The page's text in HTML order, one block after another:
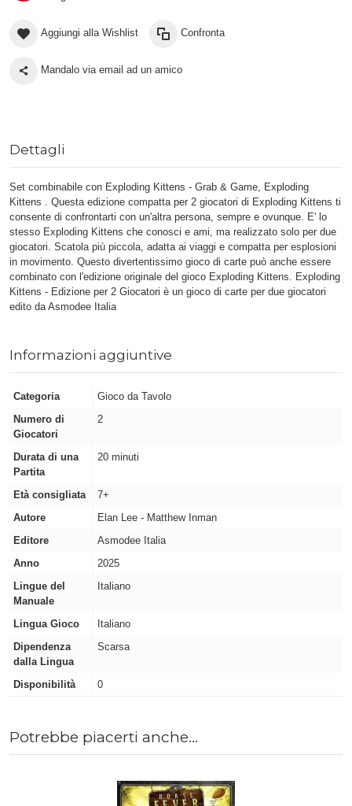
Aggiungi alla Wishlist Confronta
Mandalo via email ad un amico
Dettagli
Set combinabile con Exploding Kittens - Grab & Game, Exploding
Kittens . Questa edizione compatta per 2 giocatori di Exploding Kittens ti
consente di confrontarti con un'altra persona, sempre e ovunque. E' lo
stesso Exploding Kittens che conosci e ami, ma realizzato solo per due
giocatori. Scatola più piccola, adatta ai viaggi e compatta per esplosioni
in movimento. Questo divertentissimo gioco di carte può anche essere
combinato con l'edizione originale del gioco Exploding Kittens. Exploding
Kittens - Edizione per 2 Giocatori è un gioco di carte per due giocatori
edito da Asmodee Italia
Informazioni aggiuntive
Categoria
Gioco da Tavolo
Numero di
Giocatori
2
Durata di una
Partita
20 minuti
Età consigliata
7+
Autore
Elan Lee - Matthew Inman
Editore
Asmodee Italia
Anno
2025
Lingue del
Manuale
Italiano
Lingua Gioco
Italiano
Dipendenza
dalla Lingua
Scarsa
Disponibilità 0
Potrebbe piacerti anche...